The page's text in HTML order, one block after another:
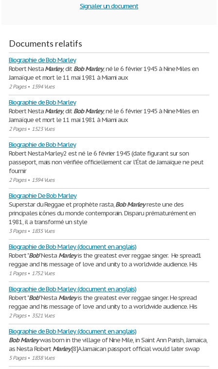
Signaler un document
Documents relatifs
Biographie de Bob Marley
Robert NestaMarley, ditBob Marley, né le 6 février 1945 à Nine Miles en
Jamaïque et mort le 11 mai 1981 à Miami aux
2 Pages• 1594 Vues
Biographie de Bob Marley
Robert NestaMarley, ditBob Marley, né le 6 février 1945 à Nine Miles en
Jamaïque et mort le 11 mai 1981 à Miami aux
2 Pages• 1523 Vues
Biographie de Bob Marley
Robert Nesta Marley2 est né le 6 février 1945 (date figurant sur son
passeport, mais non vérifiée officiellement car l'État de Jamaïque ne peut
fournir
2 Pages• 1594 Vues
Biographie De Bob Marley
Superstar du Reggae et prophète rasta,Bob Marleyreste une des
principales icônes du monde contemporain. Disparu prématurément en
1981, il a transformé un style
3 Pages• 1835 Vues
Biographie de Bob Marley (document en anglais)
Robert "Bob" Nesta Marleyis the greatest ever reggae singer. He spread1
reggae and his message of love and unity to a worldwide audience. His
1 Pages• 1752 Vues
Biographie de Bob Marley (document en anglais)
Robert "Bob" Nesta Marleyis the greatest ever reggae singer. He spread
reggae and his message of love and unity to a worldwide audience. His
2 Pages• 3521 Vues
Biographie de Bob Marley (document en anglais)
Bob Marleywas born in the village of Nine Mile, in Saint Ann Parish, Jamaica,
as Nesta RobertMarley.[8]A Jamaican passport official would later swap
5 Pages• 1838 Vues